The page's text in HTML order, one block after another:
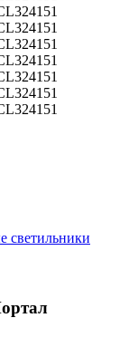
светильники